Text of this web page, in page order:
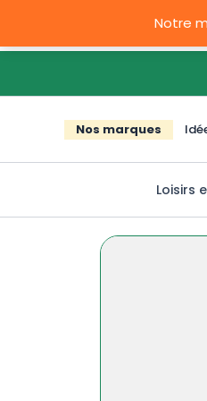
Notre
contenu
Nos marques
Loisirs